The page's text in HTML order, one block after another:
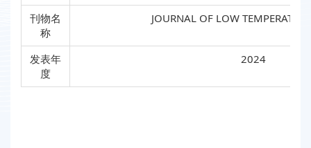
刊物名
称
JOURNAL OF LOW
发表年
度
2024